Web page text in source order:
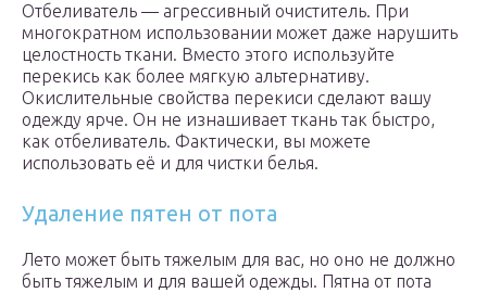
Отбеливатель — агрессивный очиститель. При
многократном использовании может даже нарушить
целостность ткани. Вместо этого используйте
перекись как более мягкую альтернативу.
Окислительные свойства перекиси сделают вашу
одежду ярче. Он не изнашивает ткань так быстро,
как отбеливатель. Фактически, вы можете
использовать её и для чистки белья.
Удаление пятен от пота
Лето может быть тяжелым для вас, но оно не должно
быть тяжелым и для вашей одежды. Пятна от пота